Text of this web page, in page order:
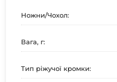
Ножни/Чохол:
Вага, г:
Тип ріжучої кромки: